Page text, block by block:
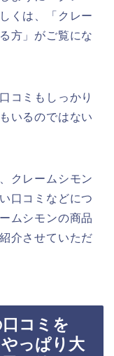
くは、「クレー
方」がご覧にな
コミもしっかり
いるのではない
クレームシモン
口コミなどにつ
ムシモンの商品
介させていただ
コミを
っぱり大